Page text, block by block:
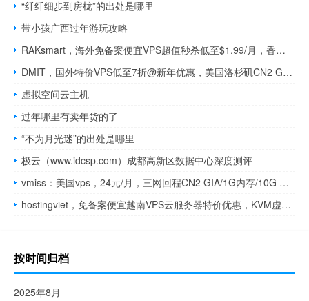
“纤纤细步到房栊”的出处是哪里
带小孩广西过年游玩攻略
RAKsmart，海外免备案便宜VPS超值秒杀低至$1.99/月，香港/美国/日本机房，免费快照/免费备份，KVM虚拟/不限流量
DMIT，国外特价VPS低至7折@新年优惠，美国洛杉矶CN2 GIA/买一送一，最高10Gbps超大带宽/流量加量不加价
虚拟空间云主机
过年哪里有卖年货的了
“不为月光迷”的出处是哪里
极云（www.idcsp.com）成都高新区数据中心深度测评
vmiss：美国vps，24元/月，三网回程CN2 GIA/1G内存/10G SSD/200Mbps带宽@300G流量
hostingviet，免备案便宜越南VPS云服务器特价优惠，KVM虚拟架构，1核2G内存150Mbps带宽不限流量低至22元/月
按时间归档
2025年8月